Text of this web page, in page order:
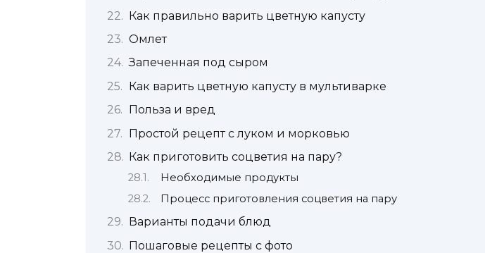
Как правильно варить цветную капусту
Омлет
Запеченная под сыром
Как варить цветную капусту в мультиварке
Польза и вред
Простой рецепт с луком и морковью
Как приготовить соцветия на пару?
Необходимые продукты
Процесс приготовления соцветия на пару
Варианты подачи блюд
Пошаговые рецепты с фото